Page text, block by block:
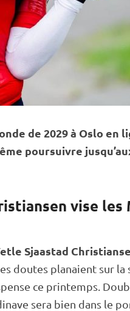
de 2029 à Oslo en
poursuivre
vise
Sjaastad
doutes planaient sur la
ce printemps.
sera bien dans le